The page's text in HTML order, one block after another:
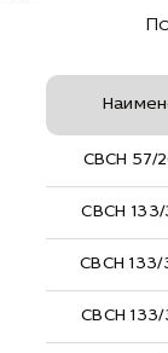
СВСН 57/
СВСН
СВСН
СВСН